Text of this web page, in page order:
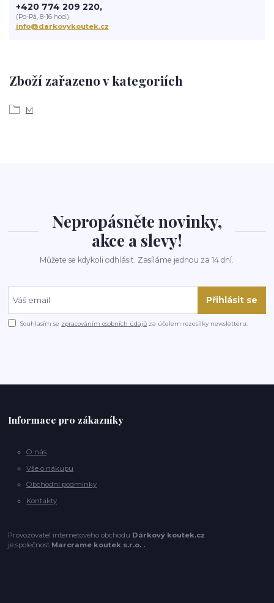
Zboží zařazeno v kategoriích
M
+420 774 209 220,
(Po-Pá, 8-16 hod.)
info@darkovykoutek.cz
Nepropásněte novinky,
akce a slevy!
Můžete se kdykoli odhlásit. Zasíláme jednou za 14 dní.
Přihlásit se
Souhlasím se zpracováním osobních údajů za účelem rozesílky newsletteru.
Informace pro zákazníky
O nás
Vše o nákupu
Obchodní podmínky
Kontakty
Provozovatel internetového obchodu Dárkový koutek.cz
je společnost Marcrame koutek s.r.o. .